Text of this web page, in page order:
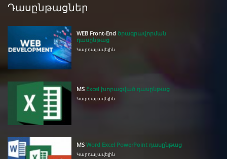
Դասընթացներ
WEB Front-End ծրագրավորման
դասընթաց
Կարդալ ավելին
MS Excel խորացված դասընթաց
Կարդալ ավելին
MS Word Excel PowerPoint դասընթաց
Կարդալ ավելին